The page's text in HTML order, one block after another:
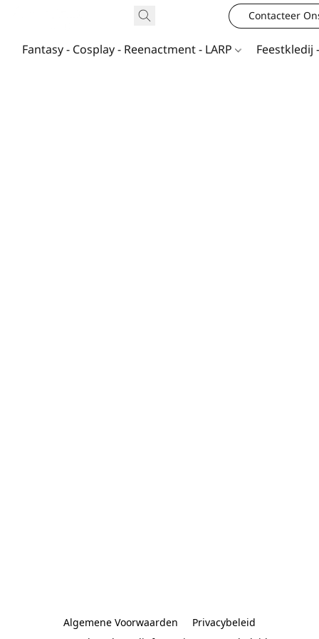
Contacteer
Fantasy - Cosplay - Reenactment - LARP Feestkledij
Algemene Voorwaarden
Privacybeleid